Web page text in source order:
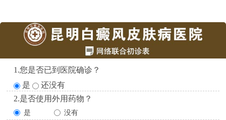
1.您是否已到医院确诊？
是
还没有
2.是否使用外用药物？
是 没有